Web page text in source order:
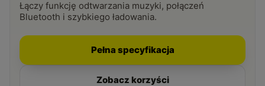
Łączy funkcję odtwarzania muzyki, połączeń
Bluetooth i szybkiego ładowania.
Pełna specyfikacja
Zobacz korzyści